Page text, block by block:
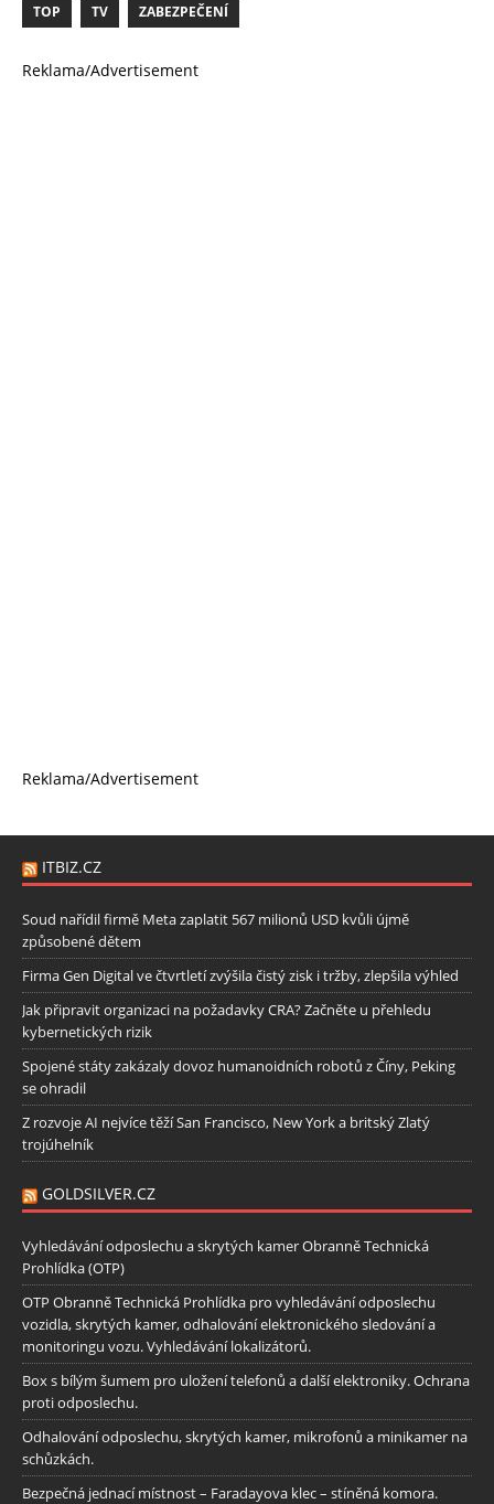
TOP TV ZABEZPEČENÍ
Reklama/Advertisement
Reklama/Advertisement
ITBIZ.CZ
Soud nařídil firmě Meta zaplatit 567 milionů USD kvůli újmě
způsobené dětem
Firma Gen Digital ve čtvrtletí zvýšila čistý zisk i tržby, zlepšila výhled
Jak připravit organizaci na požadavky CRA? Začněte u přehledu
kybernetických rizik
Spojené státy zakázaly dovoz humanoidních robotů z Číny, Peking
se ohradil
Z rozvoje AI nejvíce těží San Francisco, New York a britský Zlatý
trojúhelník
GOLDSILVER.CZ
Vyhledávání odposlechu a skrytých kamer Obranně Technická
Prohlídka (OTP)
OTP Obranně Technická Prohlídka pro vyhledávání odposlechu
vozidla, skrytých kamer, odhalování elektronického sledování a
monitoringu vozu. Vyhledávání lokalizátorů.
Box s bílým šumem pro uložení telefonů a další elektroniky. Ochrana
proti odposlechu.
Odhalování odposlechu, skrytých kamer, mikrofonů a minikamer na
schůzkách.
Bezpečná jednací místnost – Faradayova klec – stíněná komora.